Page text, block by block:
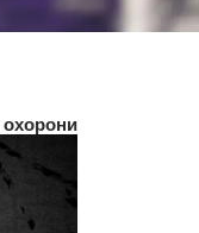
охорони